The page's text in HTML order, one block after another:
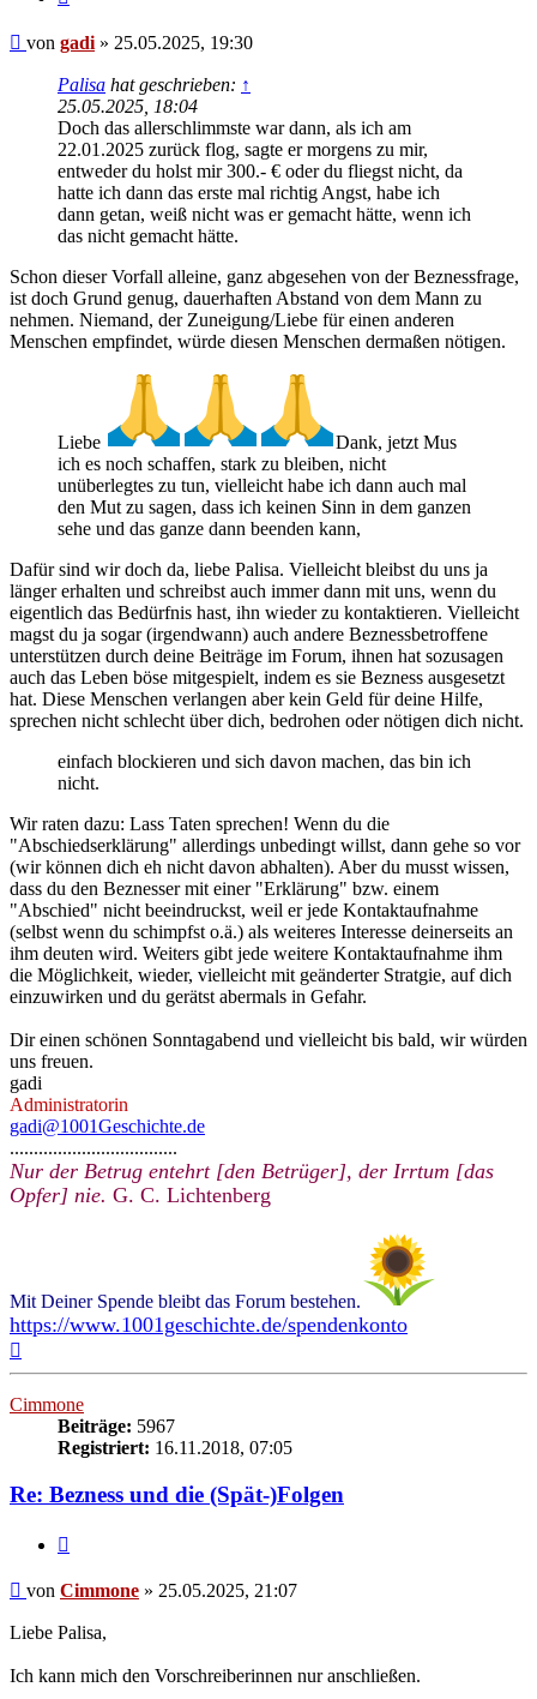
Beitrag
von gadi» 25.05.2025, 19:30
Palisa hat geschrieben: ↑
25.05.2025, 18:04
Doch das allerschlimmste war dann, als ich am
22.01.2025 zurück flog, sagte er morgens zu mir,
entweder du holst mir 300.- € oder du fliegst nicht, da
hatte ich dann das erste mal richtig Angst, habe ich
dann getan, weiß nicht was er gemacht hätte, wenn ich
das nicht gemacht hätte.
Schon dieser Vorfall alleine, ganz abgesehen von der Beznessfrage,
ist doch Grund genug, dauerhaften Abstand von dem Mann zu
nehmen. Niemand, der Zuneigung/Liebe für einen anderen
Menschen empfindet, würde diesen Menschen dermaßen nötigen.
Liebe
Dank, jetzt Mus
ich es noch schaffen, stark zu bleiben, nicht
unüberlegtes zu tun, vielleicht habe ich dann auch mal
den Mut zu sagen, dass ich keinen Sinn in dem ganzen
sehe und das ganze dann beenden kann,
Dafür sind wir doch da, liebe Palisa. Vielleicht bleibst du uns ja
länger erhalten und schreibst auch immer dann mit uns, wenn du
eigentlich das Bedürfnis hast, ihn wieder zu kontaktieren. Vielleicht
magst du ja sogar (irgendwann) auch andere Beznessbetroffene
unterstützen durch deine Beiträge im Forum, ihnen hat sozusagen
auch das Leben böse mitgespielt, indem es sie Bezness ausgesetzt
hat. Diese Menschen verlangen aber kein Geld für deine Hilfe,
sprechen nicht schlecht über dich, bedrohen oder nötigen dich nicht.
einfach blockieren und sich davon machen, das bin ich
nicht.
Wir raten dazu: Lass Taten sprechen! Wenn du die
"Abschiedserklärung" allerdings unbedingt willst, dann gehe so vor
(wir können dich eh nicht davon abhalten). Aber du musst wissen,
dass du den Beznesser mit einer "Erklärung" bzw. einem
"Abschied" nicht beeindruckst, weil er jede Kontaktaufnahme
(selbst wenn du schimpfst o.ä.) als weiteres Interesse deinerseits an
ihm deuten wird. Weiters gibt jede weitere Kontaktaufnahme ihm
die Möglichkeit, wieder, vielleicht mit geänderter Stratgie, auf dich
einzuwirken und du gerätst abermals in Gefahr.
Dir einen schönen Sonntagabend und vielleicht bis bald, wir würden
uns freuen.
gadi
Administratorin
gadi@1001Geschichte.de
...................................
Nur der Betrug entehrt [den Betrüger], der Irrtum [das
Opfer] nie. G. C. Lichtenberg
Mit Deiner Spende bleibt das Forum bestehen.
https://www.1001geschichte.de/spendenkonto
oben
Cimmone
Beiträge: 5967
Registriert: 16.11.2018, 07:05
Re: Bezness und die (Spät-)Folgen
Beitrag
von Cimmone » 25.05.2025, 21:07
Liebe Palisa,
Ich kann mich den Vorschreiberinnen nur anschließen.